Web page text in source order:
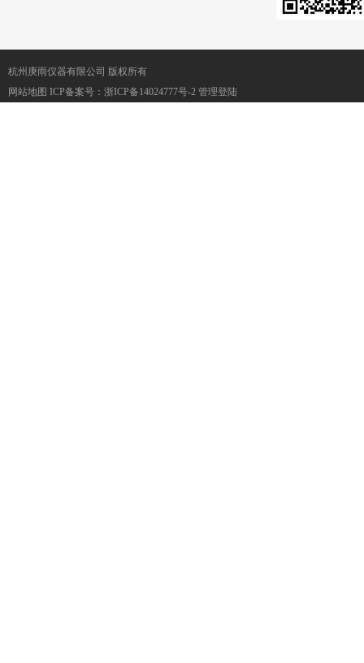
杭州庚雨仪器有限公司 版权所有
网站地图 ICP备案号： 浙ICP备14024777号-2 管理登陆